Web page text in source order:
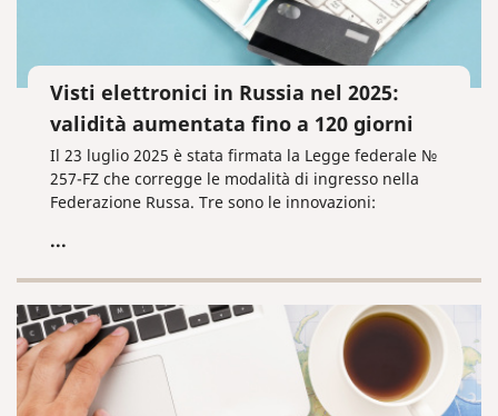
Visti elettronici in Russia nel 2025:
validità aumentata fino a 120 giorni
Il 23 luglio 2025 è stata firmata la Legge federale №
257-FZ che corregge le modalità di ingresso nella
Federazione Russa. Tre sono le innovazioni:
...